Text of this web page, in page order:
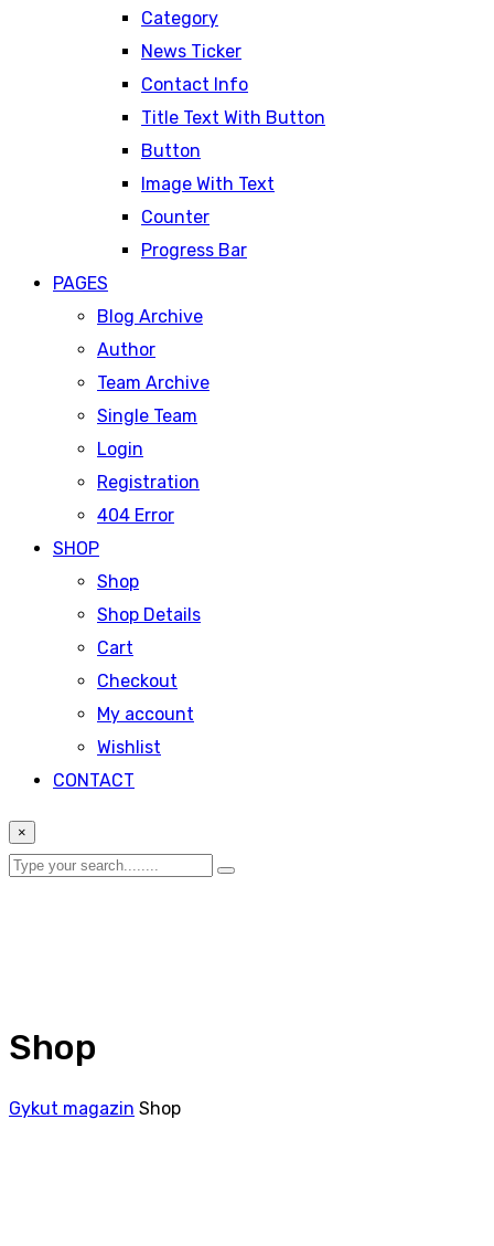
Category
News Ticker
Contact Info
Title Text With Button
Button
Image With Text
Counter
Progress Bar
PAGES
Blog Archive
Author
Team Archive
Single Team
Login
Registration
404 Error
SHOP
Shop
Shop Details
Cart
Checkout
My account
Wishlist
CONTACT
×
Shop
Gykut magazin Shop